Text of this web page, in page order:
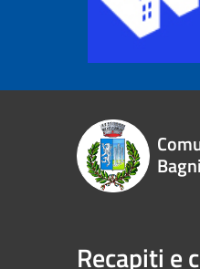
Bagni
Recapiti e